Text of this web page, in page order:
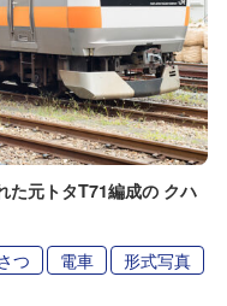
た元トタT71編成の クハ
つ 電車 形式写真